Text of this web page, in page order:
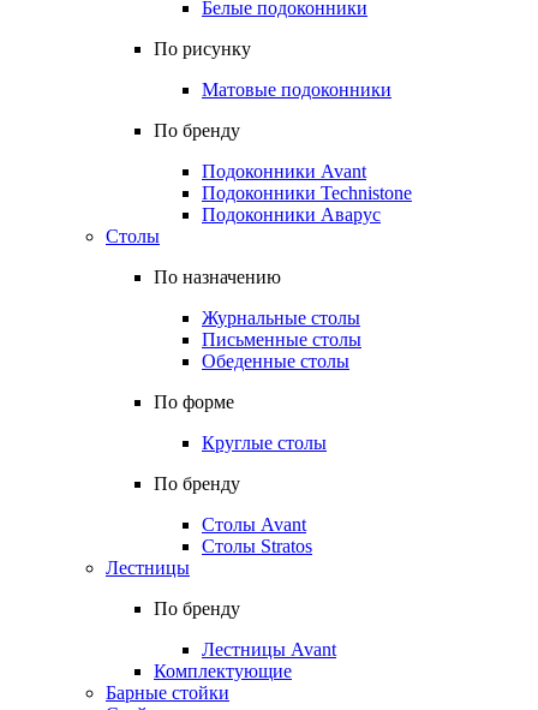
Белые подоконники
По рисунку
Матовые подоконники
По бренду
Подоконники Avant
Подоконники Technistone
Подоконники Аварус
Столы
По назначению
Журнальные столы
Письменные столы
Обеденные столы
По форме
Круглые столы
По бренду
Столы Avant
Столы Stratos
Лестницы
По бренду
Лестницы Avant
Комплектующие
Барные стойки